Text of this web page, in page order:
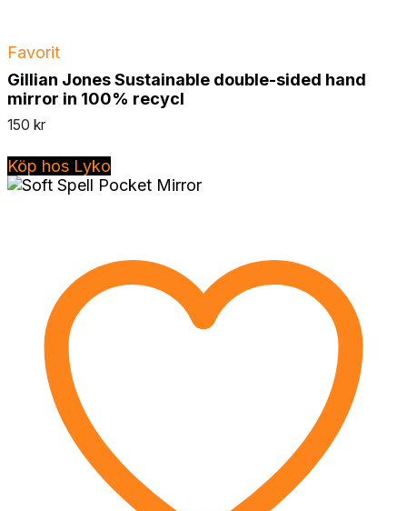
Favorit
Gillian Jones Sustainable double-sided hand
mirror in 100% recycl
150 kr
Köp hos Lyko